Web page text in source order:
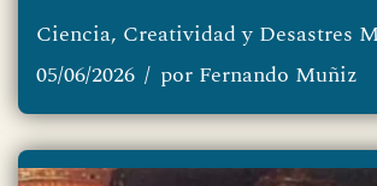
Ciencia, Creatividad y Desastres
05/06/2026
por Fernando Muñiz